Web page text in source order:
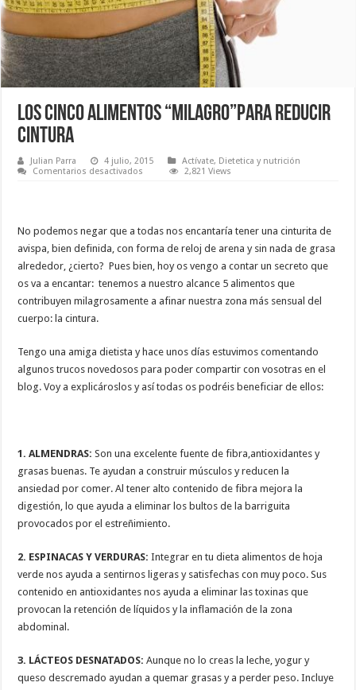
Los Cinco Alimentos “Milagro”Para Reducir
Cintura
Julian Parra 4 julio, 2015 Actívate, Dietetica y nutrición
Comentarios desactivados
Cintura
2,821 Views
No podemos negar que a todas nos encantaría tener una cinturita de
avispa, bien definida, con forma de reloj de arena y sin nada de grasa
alrededor, ¿cierto? Pues bien, hoy os vengo a contar un secreto que
os va a encantar: tenemos a nuestro alcance 5 alimentos que
contribuyen milagrosamente a afinar nuestra zona más sensual del
cuerpo: la cintura.
Tengo una amiga dietista y hace unos días estuvimos comentando
algunos trucos novedosos para poder compartir con vosotras en el
blog. Voy a explicároslos y así todas os podréis beneficiar de ellos:
1. ALMENDRAS:Son una excelente fuente de fibra,antioxidantes y
grasas buenas. Te ayudan a construir músculos y reducen la
ansiedad por comer. Al tener alto contenido de fibra mejora la
digestión, lo que ayuda a eliminar los bultos de la barriguita
provocados por el estreñimiento.
2. ESPINACAS Y VERDURAS: Integrar en tu dieta alimentos de hoja
verde nos ayuda a sentirnos ligeras y satisfechas con muy poco. Sus
contenido en antioxidantes nos ayuda a eliminar las toxinas que
provocan la retención de líquidos y la inflamación de la zona
abdominal.
3. LÁCTEOS DESNATADOS: Aunque no lo creas la leche, yogur y
queso descremado ayudan a quemar grasas y a perder peso. Incluye